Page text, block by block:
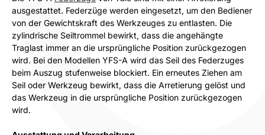
ausgestattet. Federzüge werden eingesetzt, um den Bediener
von der Gewichtskraft des Werkzeuges zu entlasten. Die
zylindrische Seiltrommel bewirkt, dass die angehängte
Traglast immer an die ursprüngliche Position zurückgezogen
wird. Bei den Modellen YFS-A wird das Seil des Federzuges
beim Auszug stufenweise blockiert. Ein erneutes Ziehen am
Seil oder Werkzeug bewirkt, dass die Arretierung gelöst und
das Werkzeug in die ursprüngliche Position zurückgezogen
wird.